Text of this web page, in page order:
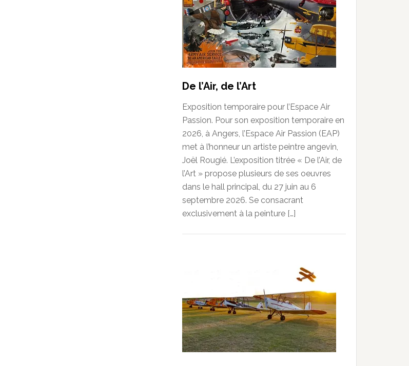
De l’Air, de l’Art
Exposition temporaire pour l’Espace Air
Passion. Pour son exposition temporaire en
2026, à Angers, l’Espace Air Passion (EAP)
met à l’honneur un artiste peintre angevin,
Joël Rougié. L’exposition titrée « De l’Air, de
l’Art » propose plusieurs de ses oeuvres
dans le hall principal, du 27 juin au 6
septembre 2026. Se consacrant
exclusivement à la peinture […]